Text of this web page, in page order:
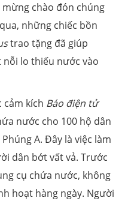
mừng chào đón chúng
những chiếc bồn
trao tặng đã giúp
nỗi lo thiếu nước vào
cảm kích Báo điện tử
nước cho 100 hộ dân
A. Đây là việc làm
dân bớt vất vả. Trước
cụ chứa nước, không
hoạt hàng ngày. Người